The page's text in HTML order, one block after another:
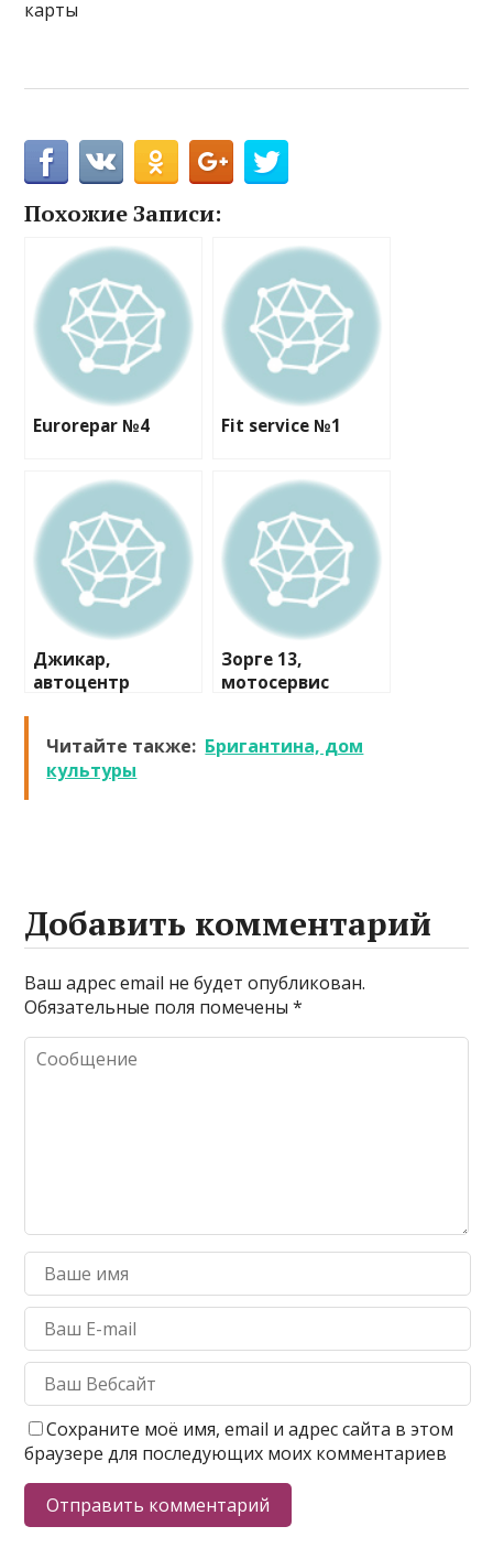
карты
Похожие Записи:
Eurorepar №4 Fit service №1
Джикар,
автоцентр
Зорге 13,
мотосервис
Читайте также: Бригантина, дом
культуры
Добавить комментарий
Ваш адрес email не будет опубликован.
Обязательные поля помечены*
Сохраните моё имя, email и адрес сайта в этом
браузере для последующих моих комментариев